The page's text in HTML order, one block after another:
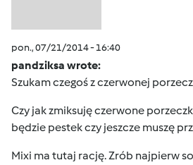
pon., 07/21/2014 - 16:40
pandziksa wrote:
Szukam czegoś z czerwonej
Czy jak zmiksuję czerwone
będzie pestek czy jeszcze muszę
Mixi ma tutaj rację. Zrób najpierw